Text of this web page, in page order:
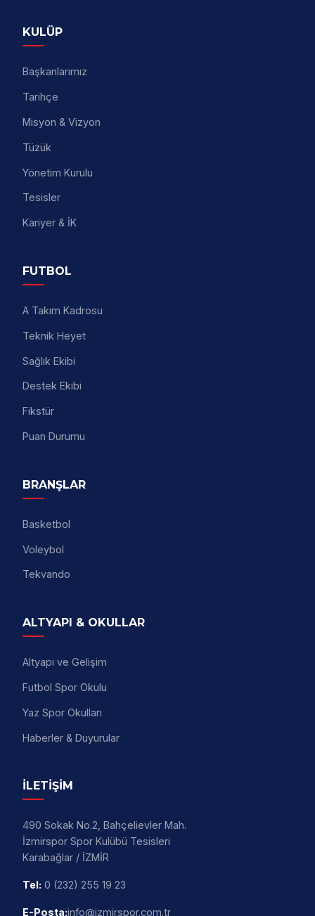
KULÜP
Başkanlarımız
Tarihçe
Misyon & Vizyon
Tüzük
Yönetim Kurulu
Tesisler
Kariyer & İK
FUTBOL
A Takım Kadrosu
Teknik Heyet
Sağlık Ekibi
Destek Ekibi
Fikstür
Puan Durumu
BRANŞLAR
Basketbol
Voleybol
Tekvando
ALTYAPI & OKULLAR
Altyapı ve Gelişim
Futbol Spor Okulu
Yaz Spor Okulları
Haberler & Duyurular
İLETİŞİM
490 Sokak No.2, Bahçelievler Mah.
İzmirspor Spor Kulübü Tesisleri
Karabağlar / İZMİR
Tel: 0 (232) 255 19 23
E-Posta:info@izmirspor.com.tr